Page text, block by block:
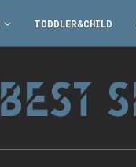
TODDLER&CHILD